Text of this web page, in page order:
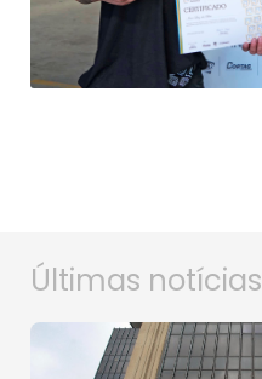
Últimas notícias